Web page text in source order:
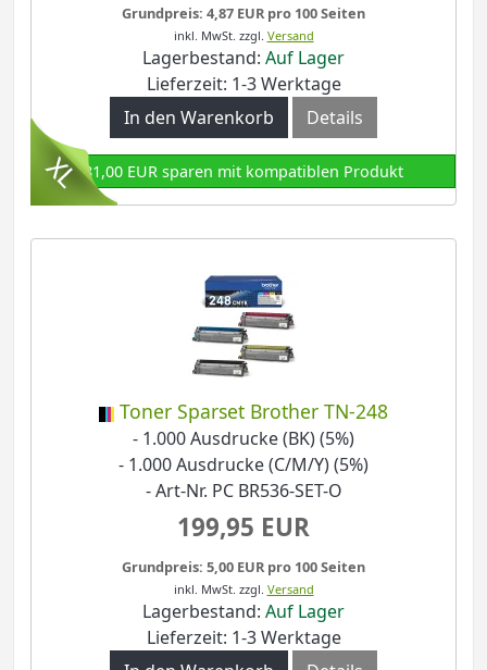
Grundpreis: 4,87 EUR pro 100 Seiten
inkl. MwSt. zzgl. Versand
Lagerbestand: Auf Lager
Lieferzeit: 1-3 Werktage
In den Warenkorb
Details
81,00 EUR sparen mit kompatiblen Produkt
Toner Sparset Brother TN-248
- 1.000 Ausdrucke (BK) (5%)
- 1.000 Ausdrucke (C/M/Y) (5%)
- Art-Nr. PC BR536-SET-O
199,95 EUR
Grundpreis: 5,00 EUR pro 100 Seiten
inkl. MwSt. zzgl. Versand
Lagerbestand: Auf Lager
Lieferzeit: 1-3 Werktage